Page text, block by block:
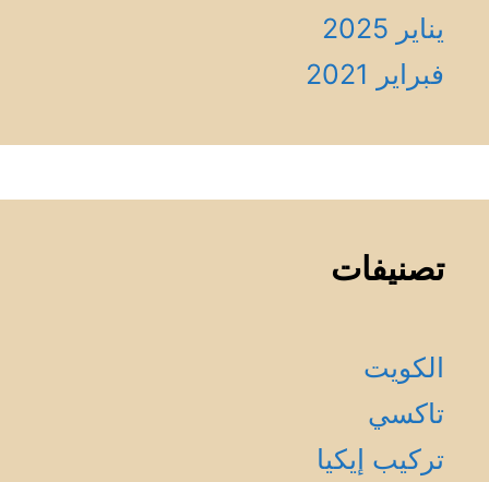
يناير 2025
فبراير 2021
تصنيفات
الكويت
تاكسي
تركيب إيكيا